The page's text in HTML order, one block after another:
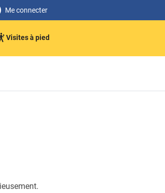
Me connecter
Visites à pied